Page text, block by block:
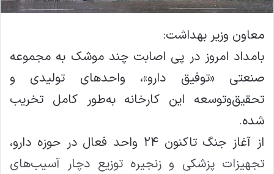
معاون وزیر بهداشت:
بامداد امروز در پی اصابت چند موشک به مجموعه
صنعتی «توفیق دارو»، واحدهای تولیدی و
تحقیق‌وتوسعه این کارخانه به‌طور کامل تخریب
شده.
از آغاز جنگ تاکنون ۲۴ واحد فعال در حوزه دارو،
تجهیزات پزشکی و زنجیره توزیع دچار آسیب‌های